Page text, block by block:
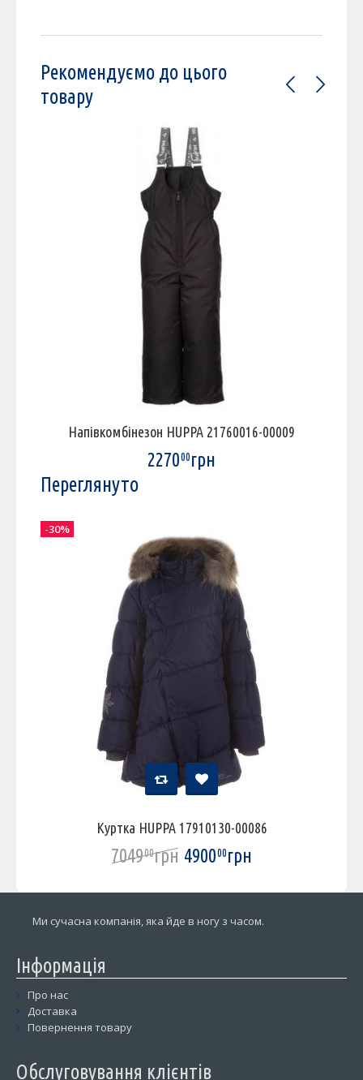
Рекомендуємо до цього
товару
Напівкомбінезон HUPPA 21760016-00009
227000грн
Переглянуто
Куртка HUPPA 17910130-00086
704900грн 490000грн
-30%
Ми сучасна компанія, яка йде в ногу з часом.
Інформація
Про нас
Доставка
Повернення товару
Обслуговування клієнтів